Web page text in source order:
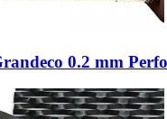
0.2 mm